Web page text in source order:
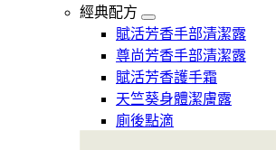
經典配方
賦活芳香手部清潔露
尊尚芳香手部清潔露
賦活芳香護手霜
天竺葵身體潔膚露
廁後點滴